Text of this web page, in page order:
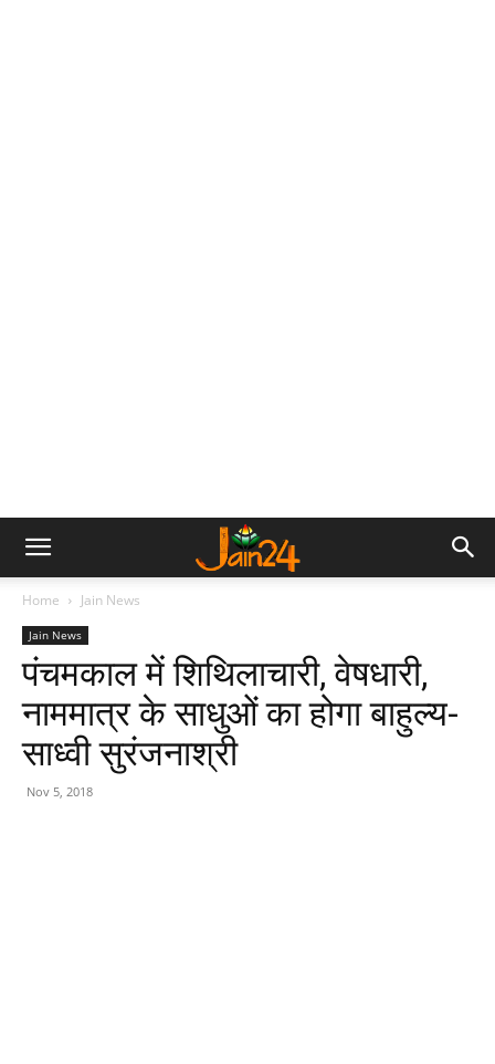
Home Jain News
Jain News
पंचमकाल में शिथिलाचारी, वेषधारी,
नाममात्र के साधुओं का होगा बाहुल्य-
साध्वी सुरंजनाश्री
Nov 5, 2018